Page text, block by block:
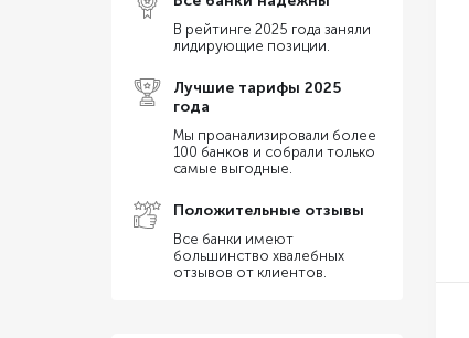
Бесплатная бухгалтерия
Перевод на карту физ. лица
В рейтинге 2025 года заняли
лидирующие позиции.
Лучшие тарифы 2025
года
Мы проанализировали более
100 банков и собрали только
самые выгодные.
Положительные отзывы
Все банки имеют
большинство хвалебных
отзывов от клиентов.